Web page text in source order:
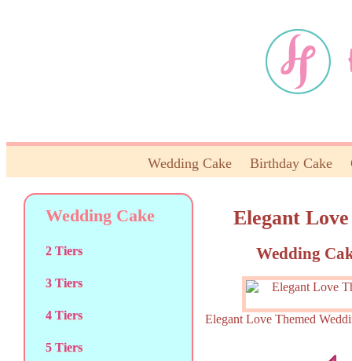
Wedding Cake Birthday Cake
Wedding Cake
2 Tiers
3 Tiers
4 Tiers
5 Tiers
Elegant
Wedding
Elegant Love Themed